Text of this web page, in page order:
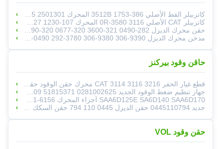
كاتربيلر القط الأصلي 386-1753 3512B المحرك 20R-1265 2501301 الموردين 2501301 386-1753 229-0198 392-0201 3512B محرك الديزل أجزاء حاقن الوقود السكك الحديدية المشتركة الأصلي حاقن جديد
كاتربيلر CAT الأصلي 0R-3580 3116 المحرك 107-1230 127-8216 127-8213 127-8222 E320B E322B E325B محرك الديزل
حقن محرك الديزل 282-0490 321-3600 320-0677 320-0690 320-0680 2645A709 295-9130
مدخن محرك الديزل 2645A709 295-9130 382-0480 282-0490 292-3780 306-9380 306-9390
حاقن وقود بيركنز
قطع غيار الحفر CAT 3114 3116 3216 محرك حقن الوقود حقن الوقود 4P-2995 6I-3669 0R-8471 0R-8475 0R-8473
جهاز تنظيم ضغط الوقود الجديد 0281002625 45962073F 314022A400 55185570 51860694 51858110 51819809 51815371
SAA6D125E SA6D140 SAA6D170 أجزاء المحرك 6156-11-3300 6156-11-3320 حقن PC400-7 PC600 PC1250 حقن
جديد 0445110794 حقن الديزل 0445 110 794 حقن السكك الحديدية العادية 0 445 110 794 (1100200FA130) حقن الوقود لـ J-AC HF4
حقن وقود VOL